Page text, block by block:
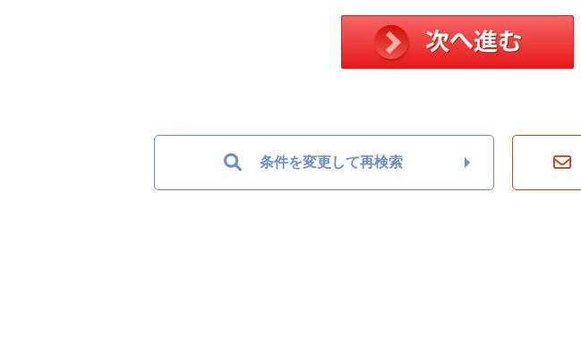
条件を変更して再検索